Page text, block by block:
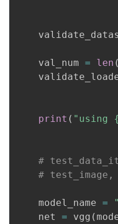
    val_num
= len (
print ( "using
#
#
    model_name
=
    net
= vgg (